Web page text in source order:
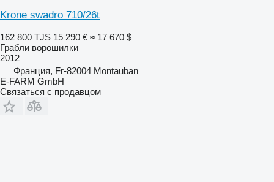
Krone swadro 710/26t
162 800 TJS 15 290 € ≈ 17 670 $
Грабли ворошилки
2012
Франция, Fr-82004 Montauban
E-FARM GmbH
Связаться с продавцом